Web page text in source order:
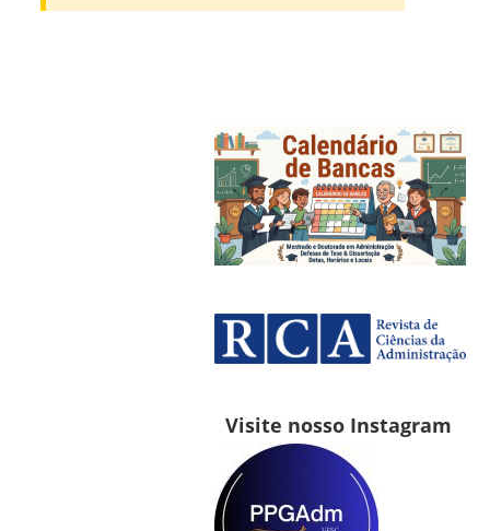
Visite nosso Instagram